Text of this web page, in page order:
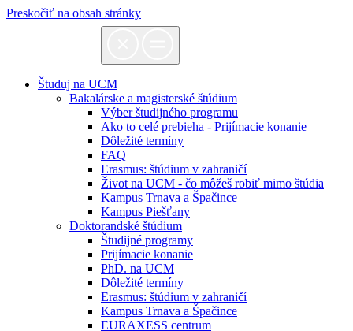
Preskočiť na obsah stránky
Študuj na UCM
Bakalárske a magisterské štúdium
Výber študijného programu
Ako to celé prebieha - Prijímacie konanie
Dôležité termíny
FAQ
Erasmus: štúdium v zahraničí
Život na UCM - čo môžeš robiť mimo štúdia
Kampus Trnava a Špačince
Kampus Piešťany
Doktorandské štúdium
Študijné programy
Prijímacie konanie
PhD. na UCM
Dôležité termíny
Erasmus: štúdium v zahraničí
Kampus Trnava a Špačince
EURAXESS centrum